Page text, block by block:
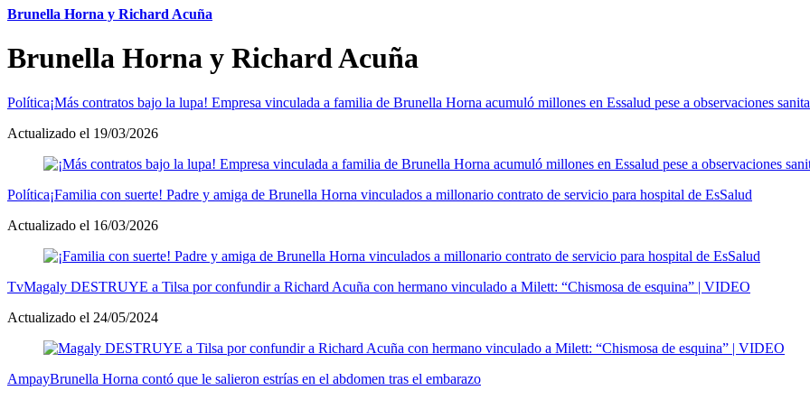
Brunella Horna y Richard Acuña
Brunella Horna y Richard Acuña
Política¡Más contratos bajo la lupa! Empresa vinculada a familia de Brunella Horna acumuló millones en Essalud pese a observaciones
Actualizado el 19/03/2026
Política¡Familia con suerte! Padre y amiga de Brunella Horna vinculados a millonario contrato de servicio para hospital de EsSalud
Actualizado el 16/03/2026
TvMagaly DESTRUYE a Tilsa por confundir a Richard Acuña con hermano vinculado a Milett: “Chismosa de esquina” | VIDEO
Actualizado el 24/05/2024
AmpayBrunella Horna contó que le salieron estrías en el abdomen tras el embarazo